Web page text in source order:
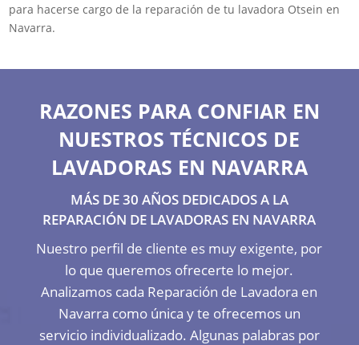
para hacerse cargo de la reparación de tu lavadora Otsein en
Navarra.
RAZONES PARA CONFIAR EN
NUESTROS TÉCNICOS DE
LAVADORAS EN NAVARRA
MÁS DE 30 AÑOS DEDICADOS A LA
REPARACIÓN DE LAVADORAS EN NAVARRA
Nuestro perfil de cliente es muy exigente, por
lo que queremos ofrecerte lo mejor.
Analizamos cada Reparación de Lavadora en
Navarra como única y te ofrecemos un
servicio individualizado. Algunas palabras por